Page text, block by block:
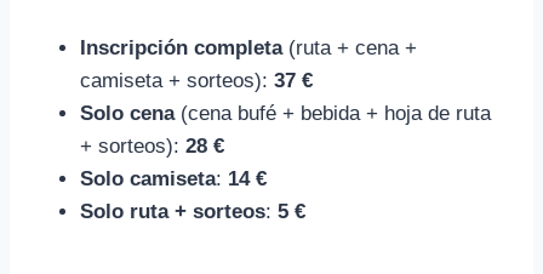
Inscripción completa(ruta + cena +
camiseta + sorteos): 37 €
Solo cena(cena bufé + bebida + hoja de ruta
+ sorteos): 28 €
Solo camiseta: 14 €
Solo ruta + sorteos: 5 €